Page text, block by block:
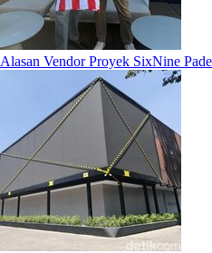
Alasan Vendor Proyek SixNine